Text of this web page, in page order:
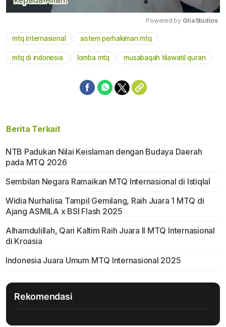
Powered by GliaStudios
mtq internasional sistem perhakiman mtq
mtq di indonesia lomba mtq musabaqah tilawatil quran
Berita Terkait
NTB Padukan Nilai Keislaman dengan Budaya Daerah
pada MTQ 2026
Sembilan Negara Ramaikan MTQ Internasional di Istiqlal
Widia Nurhalisa Tampil Gemilang, Raih Juara 1 MTQ di
Ajang ASMILA x BSI Flash 2025
Alhamdulillah, Qari Kaltim Raih Juara II MTQ Internasional
di Kroasia
Indonesia Juara Umum MTQ Internasional 2025
Rekomendasi